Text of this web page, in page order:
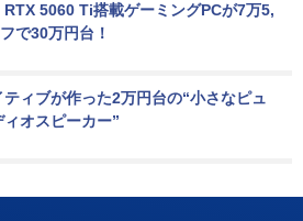
RTX 5060 Ti搭載ゲーミングPCが7万5,
で30万円台！
ティブが作った2万円台の“小さなピュ
ィオスピーカー”